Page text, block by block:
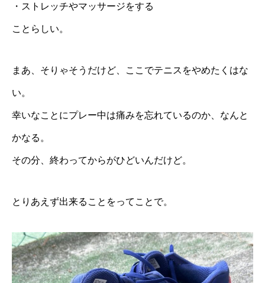
・ストレッチやマッサージをする
ことらしい。
まあ、そりゃそうだけど、ここでテニスをやめたくはな
い。
幸いなことにプレー中は痛みを忘れているのか、なんと
かなる。
その分、終わってからがひどいんだけど。
とりあえず出来ることをってことで。